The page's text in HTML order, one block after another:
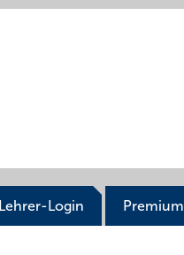
Lehrer-Login Premium